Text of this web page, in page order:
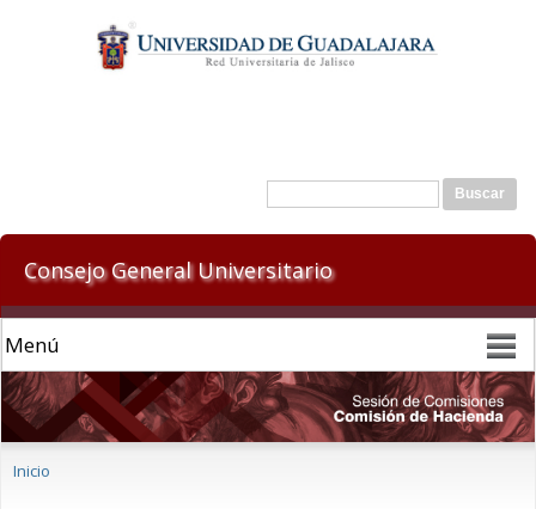
contenido
principal
Formulario de búsqueda
Buscar
Consejo General Universitario
Inicio